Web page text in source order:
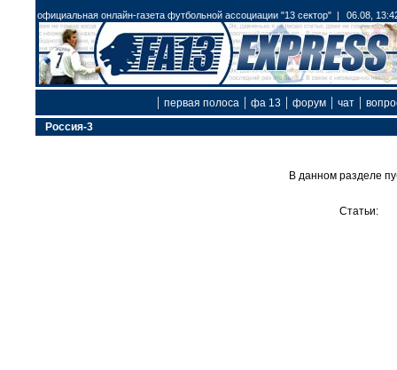
официальная онлайн-газета футбольной ассоциации "13 сектор" | 06.08,
| первая полоса | фа 13 | форум | чат |
Россия-3
В данном разделе
Статьи: